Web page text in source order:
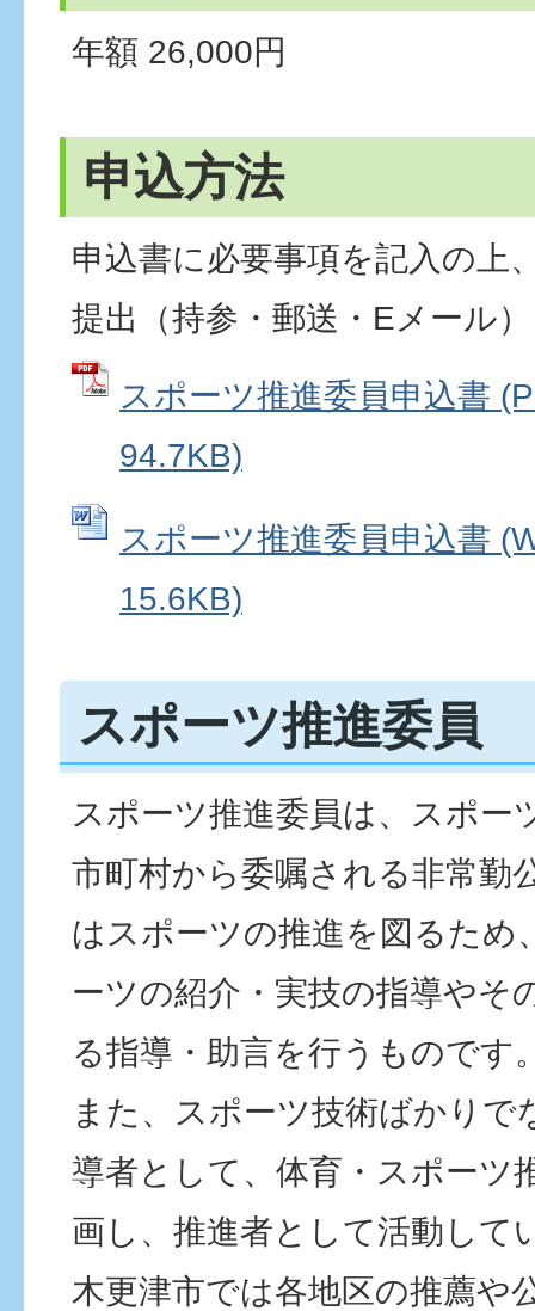
年額 26,000円
申込方法
申込書に必要事項を記入の上
提出（持参・郵送・Eメール）
スポーツ推進委員申込書
94.7KB)
スポーツ推進委員申込書
15.6KB)
スポーツ推進委員
スポーツ推進委員は、スポー
市町村から委嘱される非常勤
はスポーツの推進を図るため
ーツの紹介・実技の指導やそ
る指導・助言を行うものです
また、スポーツ技術ばかりで
導者として、体育・スポーツ
画し、推進者として活動して
木更津市では各地区の推薦や